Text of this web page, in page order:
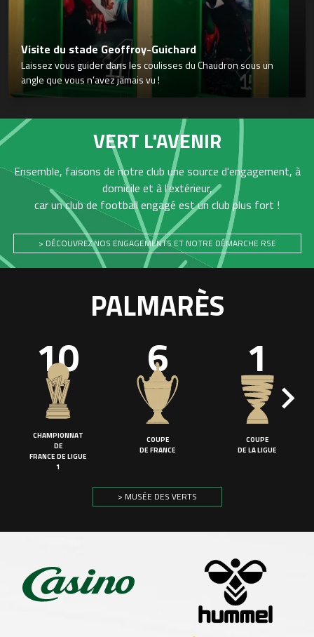
Visite du stade Geoffroy-Guichard
Laissez vous guider dans les coulisses du Chaudron sous un
angle que vous n’avez jamais vu !
VERT L'AVENIR
Ensemble, faisons de notre club une source d'engagement, à
domicile et à l'extérieur,
car un club de football engagé est un club plus fort !
> DÉCOUVREZ NOS ENGAGEMENTS ET NOTRE DÉMARCHE RSE
PALMARÈS
10
CHAMPIONNAT
DE
FRANCE DE LIGUE
1
6
COUPE
DE FRANCE
1
COUPE
DE LA LIGUE
> MUSÉE DES VERTS